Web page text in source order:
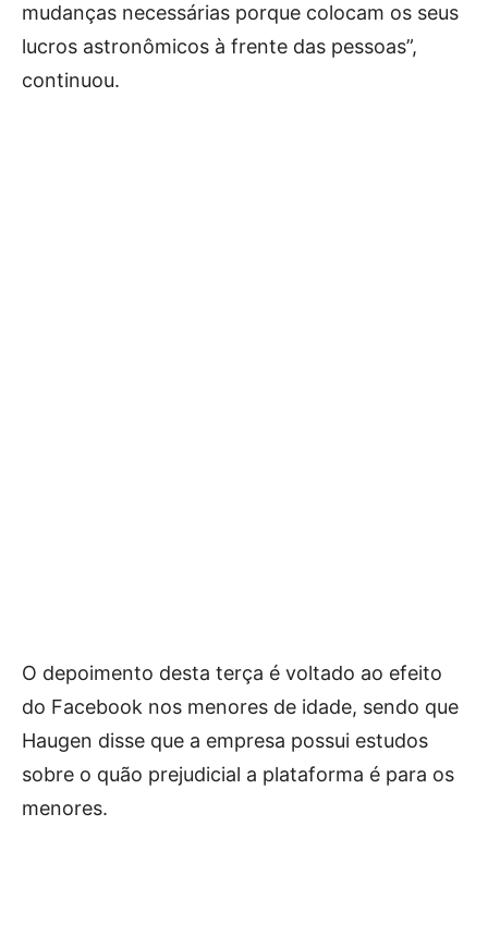
mudanças necessárias porque colocam os seus
lucros astronômicos à frente das pessoas”,
continuou.
O depoimento desta terça é voltado ao efeito
do Facebook nos menores de idade, sendo que
Haugen disse que a empresa possui estudos
sobre o quão prejudicial a plataforma é para os
menores.